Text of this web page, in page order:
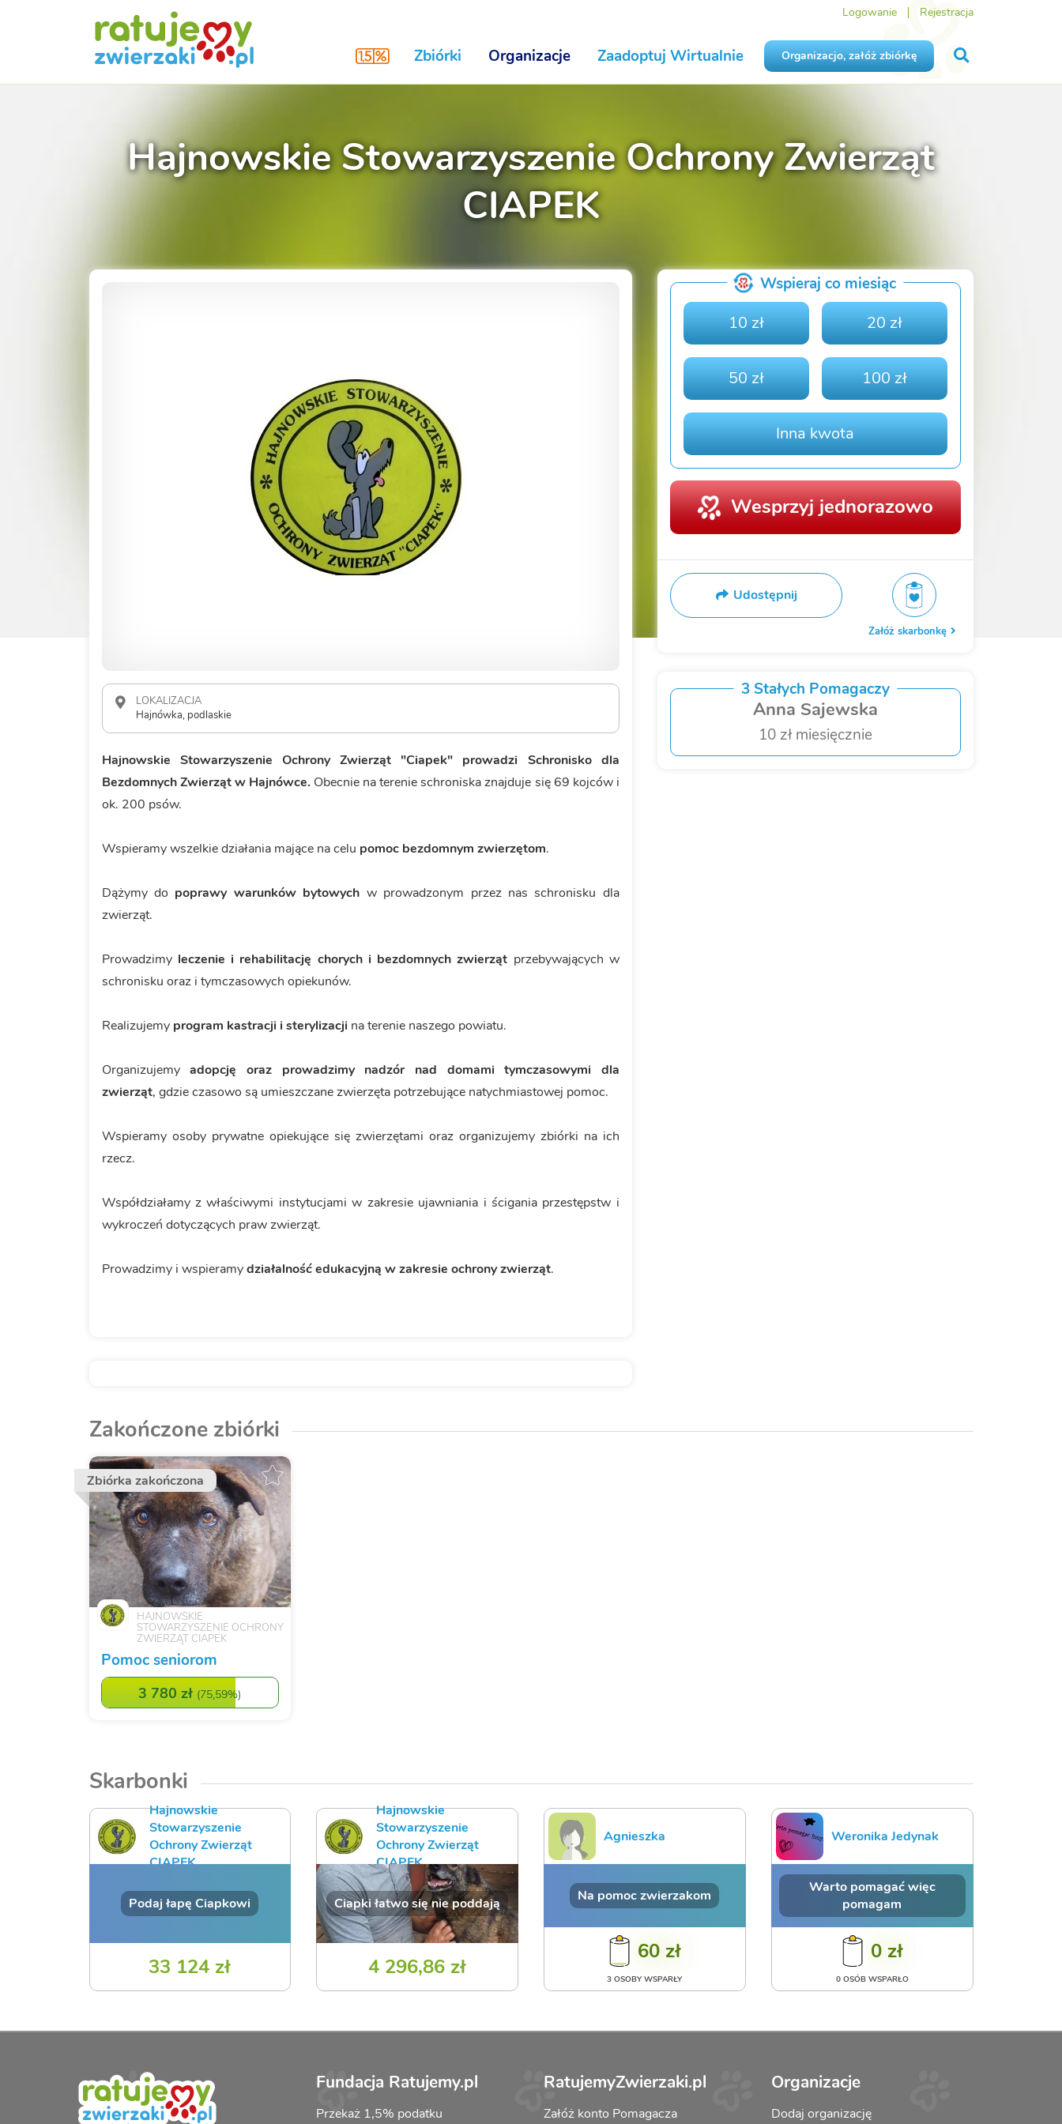
Logowanie Rejestracja
Zbiórki Organizacje Zaadoptuj Wirtualnie Organizacjo, załóż zbiórkę
Hajnowskie Stowarzyszenie Ochrony Zwierząt
CIAPEK
LOKALIZACJA
Hajnówka, podlaskie
Hajnowskie Stowarzyszenie Ochrony Zwierząt "Ciapek" prowadzi Schronisko dla
Bezdomnych Zwierząt w Hajnówce. Obecnie na terenie schroniska znajduje się 69 kojców i
ok. 200 psów.
Wspieramy wszelkie działania mające na celu pomoc bezdomnym zwierzętom.
Dążymy do poprawy warunków bytowych w prowadzonym przez nas schronisku dla
zwierząt.
Prowadzimy leczenie i rehabilitację chorych i bezdomnych zwierząt przebywających w
schronisku oraz i tymczasowych opiekunów.
Realizujemy program kastracji i sterylizacji na terenie naszego powiatu.
Organizujemyadopcję oraz prowadzimy nadzór nad domami tymczasowymi dla
zwierząt, gdzie czasowo są umieszczane zwierzęta potrzebujące natychmiastowej pomoc.
Wspieramy osoby prywatne opiekujące się zwierzętami oraz organizujemy zbiórki na ich
rzecz.
Współdziałamy z właściwymi instytucjami w zakresie ujawniania i ścigania przestępstw i
wykroczeń dotyczących praw zwierząt.
Prowadzimy i wspieramydziałalność edukacyjną w zakresie ochrony zwierząt.
Wspieraj co miesiąc
10 zł 20 zł
50 zł 100 zł
Inna kwota
Wesprzyj jednorazowo
Udostępnij
Załóż skarbonkę
3 Stałych Pomagaczy
Anna Sajewska
10 zł miesięcznie
Zakończone zbiórki
Zbiórka zakończona
HAJNOWSKIE
STOWARZYSZENIE OCHRONY
ZWIERZĄT CIAPEK
Pomoc seniorom
3 780 zł (75,59%)
Skarbonki
Hajnowskie
Stowarzyszenie
Ochrony Zwierząt
CIAPEK
Podaj łapę Ciapkowi
33 124 zł
Hajnowskie
Stowarzyszenie
Ochrony Zwierząt
CIAPEK
Ciapki łatwo się nie poddają
4 296,86 zł
Agnieszka
Na pomoc zwierzakom
60 zł
3 OSOBY WSPARŁY
Weronika Jedynak
Warto pomagać więc
pomagam
0 zł
0 OSÓB WSPARŁO
Fundacja Ratujemy.pl
Przekaż 1,5% podatku
RatujemyZwierzaki.pl
Załóż konto Pomagacza
Organizacje
Dodaj organizację